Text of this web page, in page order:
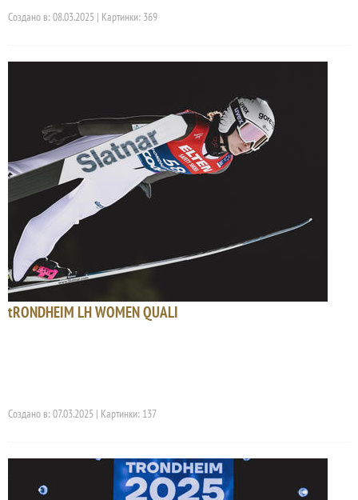
Создано в: 08.03.2025 | Картинки: 369
tRONDHEIM LH WOMEN QUALI
Создано в: 07.03.2025 | Картинки: 137